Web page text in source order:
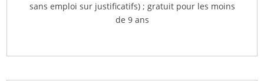
sans emploi sur justificatifs) ; gratuit pour les moins
de 9 ans